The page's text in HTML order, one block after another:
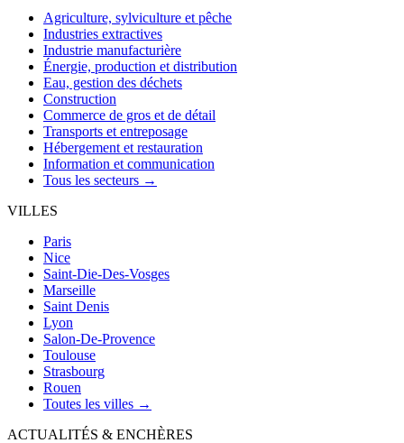
Agriculture, sylviculture et pêche
Industries extractives
Industrie manufacturière
Énergie, production et distribution
Eau, gestion des déchets
Construction
Commerce de gros et de détail
Transports et entreposage
Hébergement et restauration
Information et communication
Tous les secteurs →
VILLES
Paris
Nice
Saint-Die-Des-Vosges
Marseille
Saint Denis
Lyon
Salon-De-Provence
Toulouse
Strasbourg
Rouen
Toutes les villes →
ACTUALITÉS & ENCHÈRES